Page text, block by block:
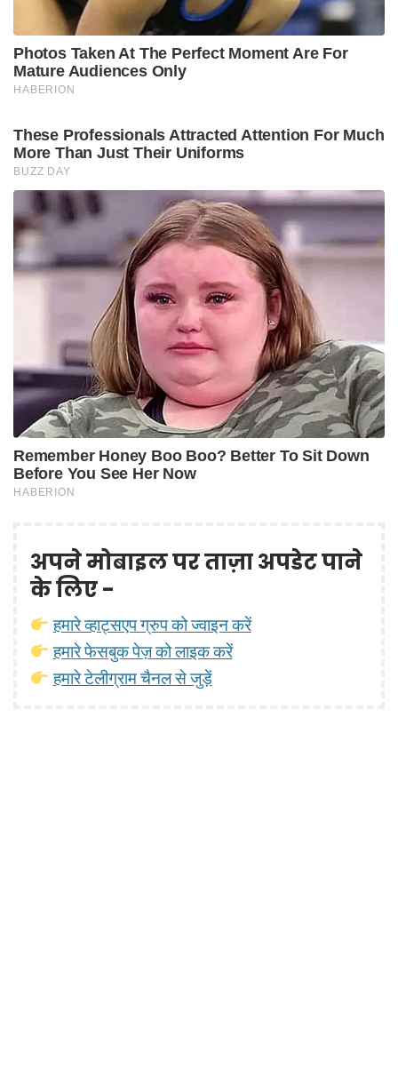
अपने मोबाइल पर ताज़ा अपडेट पाने
के लिए -
हमारे व्हाट्सएप ग्रुप को ज्वाइन करें
हमारे फेसबुक पेज़ को लाइक करें
हमारे टेलीग्राम चैनल से जुड़ें